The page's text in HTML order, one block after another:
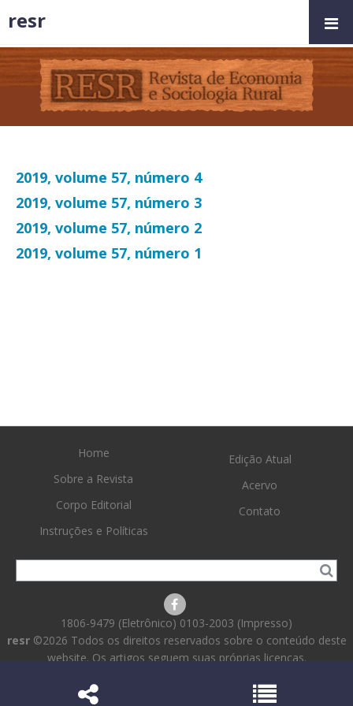
2019, volume 57, número 4
2019, volume 57, número 3
2019, volume 57, número 2
2019, volume 57, número 1
Home
Sobre a Revista
Corpo Editorial
Instruções e Políticas
Edição Atual
Acervo
Contato
1806-9479 (Eletrônico) 0103-2003 (Impresso)
resr ©2026 Todos os direitos reservados sobre o conteúdo deste
website. Os artigos seguem suas próprias licenças.
resr